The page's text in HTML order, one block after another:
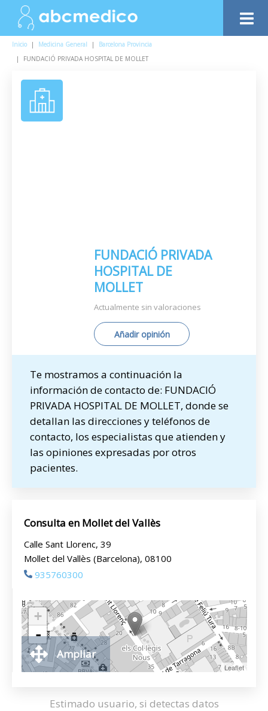
Inicio | Medicina General |
Barcelona Provincia
|
FUNDACIÓ PRIVADA HOSPITAL DE MOLLET
FUNDACIÓ PRIVADA
HOSPITAL DE
MOLLET
Actualmente sin valoraciones
Añadir opinión
Te mostramos a continuación la
información de contacto de: FUNDACIÓ
PRIVADA HOSPITAL DE MOLLET, donde se
detallan las direcciones y teléfonos de
contacto, los especialistas que atienden y
las opiniones expresadas por otros
pacientes.
Consulta en Mollet del Vallès
Calle Sant Llorenc, 39
Mollet del Vallès (Barcelona), 08100
935760300
+
-
Leaflet
Ampliar
Estimado usuario, si detectas datos